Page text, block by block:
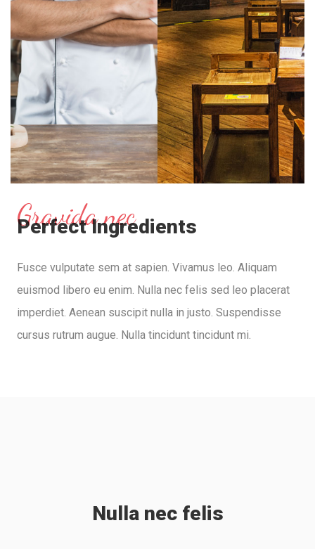
Gravida nec
Perfect Ingredients
Fusce vulputate sem at sapien. Vivamus leo. Aliquam
euismod libero eu enim. Nulla nec felis sed leo placerat
imperdiet. Aenean suscipit nulla in justo. Suspendisse
cursus rutrum augue. Nulla tincidunt tincidunt mi.
Egestas
Nulla nec felis